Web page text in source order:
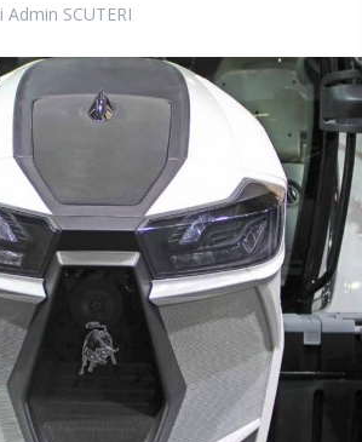
Admin SCUTERI